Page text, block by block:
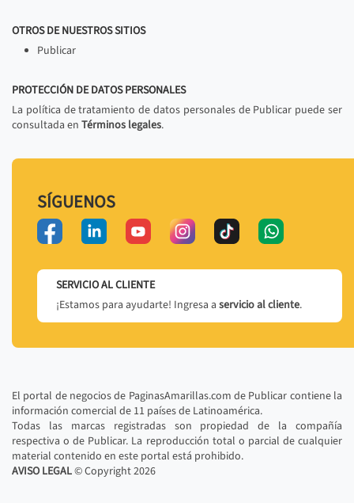
OTROS DE NUESTROS SITIOS
Publicar
PROTECCIÓN DE DATOS PERSONALES
La política de tratamiento de datos personales de Publicar puede ser
consultada en Términos legales.
SÍGUENOS
SERVICIO AL CLIENTE
¡Estamos para ayudarte! Ingresa a servicio al cliente.
El portal de negocios de PaginasAmarillas.com de Publicar contiene la
información comercial de 11 países de Latinoamérica.
Todas las marcas registradas son propiedad de la compañía
respectiva o de Publicar. La reproducción total o parcial de cualquier
material contenido en este portal está prohibido.
AVISO LEGAL© Copyright2026